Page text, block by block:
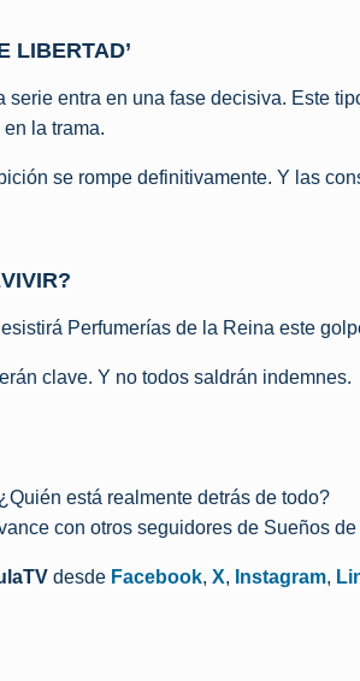
LIBERTAD’
entra en una fase decisiva. Este
la trama.
se rompe definitivamente. Y las
Perfumerías de la Reina este
clave. Y no todos saldrán indemnes.
está realmente detrás de todo?
con otros seguidores de Sueños
desde Facebook, X, Instagram,